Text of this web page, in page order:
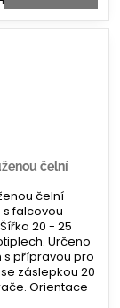
čelní
čelní
s falcovou
20 - 25
Určeno
přípravou pro
záslepkou 20
Orientace